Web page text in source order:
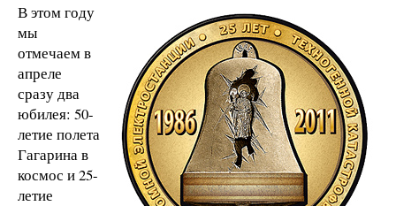
В этом году
мы
отмечаем в
апреле
сразу два
юбилея: 50-
летие полета
Гагарина в
космос и 25-
летие